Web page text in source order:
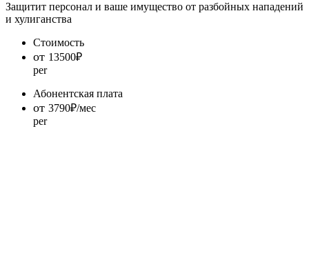
Защитит персонал и ваше имущество от разбойных нападений
и хулиганства
Стоимость
от 13500₽
per
Абонентская плата
от 3790₽/мес
per